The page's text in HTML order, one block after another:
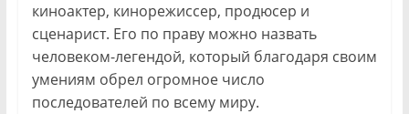
киноактер, кинорежиссер, продюсер и
сценарист. Его по праву можно назвать
человеком-легендой, который благодаря своим
умениям обрел огромное число
последователей по всему миру.